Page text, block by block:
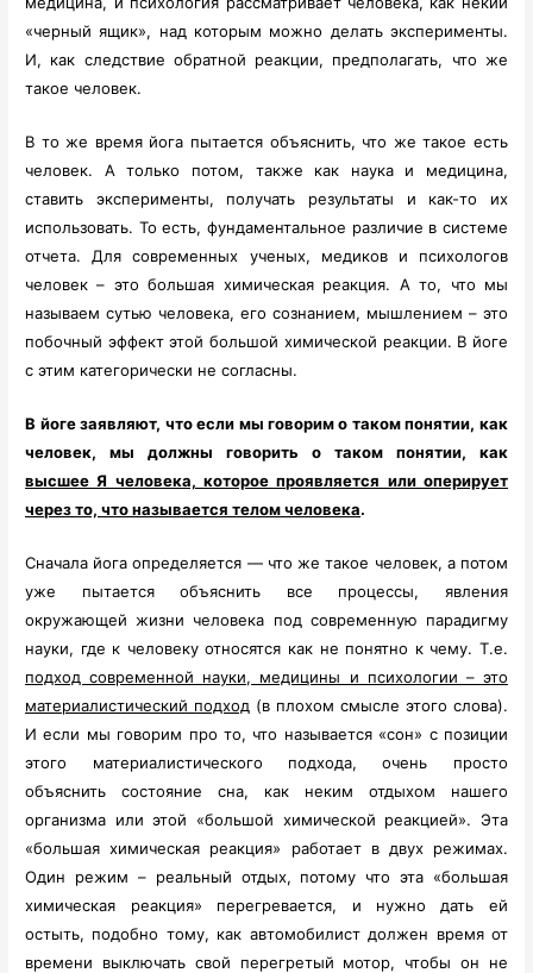
«черный ящик», над которым можно делать эксперименты.
И, как следствие обратной реакции, предполагать, что же
такое человек.
В то же время йога пытается объяснить, что же такое есть
человек. А только потом, также как наука и медицина,
ставить эксперименты, получать результаты и как-то их
использовать. То есть, фундаментальное различие в системе
отчета. Для современных ученых, медиков и психологов
человек – это большая химическая реакция. А то, что мы
называем сутью человека, его сознанием, мышлением – это
побочный эффект этой большой химической реакции. В йоге
с этим категорически не согласны.
В йоге заявляют, что если мы говорим о таком понятии, как
человек, мы должны говорить о таком понятии, как
высшее Я человека, которое проявляется или оперирует
через то, что называется телом человека.
Сначала йога определяется — что же такое человек, а потом
уже пытается объяснить все процессы, явления
окружающей жизни человека под современную парадигму
науки, где к человеку относятся как не понятно к чему. Т.е.
подход современной науки, медицины и психологии – это
материалистический подход (в плохом смысле этого слова).
И если мы говорим про то, что называется «сон» с позиции
этого материалистического подхода, очень просто
объяснить состояние сна, как неким отдыхом нашего
организма или этой «большой химической реакцией». Эта
«большая химическая реакция» работает в двух режимах.
Один режим – реальный отдых, потому что эта «большая
химическая реакция» перегревается, и нужно дать ей
остыть, подобно тому, как автомобилист должен время от
времени выключать свой перегретый мотор, чтобы он не